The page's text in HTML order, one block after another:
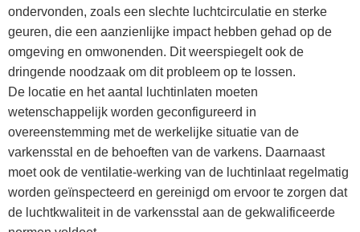
ondervonden, zoals een slechte luchtcirculatie en sterke
geuren, die een aanzienlijke impact hebben gehad op de
omgeving en omwonenden. Dit weerspiegelt ook de
dringende noodzaak om dit probleem op te lossen.
De locatie en het aantal luchtinlaten moeten
wetenschappelijk worden geconfigureerd in
overeenstemming met de werkelijke situatie van de
varkensstal en de behoeften van de varkens. Daarnaast
moet ook de ventilatie-werking van de luchtinlaat regelmatig
worden geïnspecteerd en gereinigd om ervoor te zorgen dat
de luchtkwaliteit in de varkensstal aan de gekwalificeerde